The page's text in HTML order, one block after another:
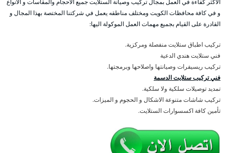
و في كافة محافظات الكويت ومختلف مناطقه يعمل في شركتنا المختصة بهذا المجال و
القادرة على القيام بجميع مهمات العمل الموكولة اليها:
تركيب اطباق ستلايت منفصلة ومركزية.
فني ستلايت هندي الدعية
تركيب ريسيفرات وصيانتها واصلاحها وبرمجتها.
فني تركيب ستلايت الدسمة
تمديد توصيلات سلكية ولا سلكية.
تركيب شاشات متنوعة الاشكال و الحجوم و الميزات.
تأمين كافة اكسسوارات الستلايت.